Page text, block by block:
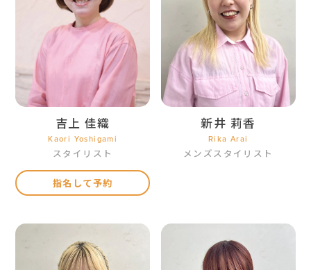
吉上 佳織
Kaori Yoshigami
スタイリスト
指名して予約
新井 莉香
Rika Arai
メンズスタイリスト